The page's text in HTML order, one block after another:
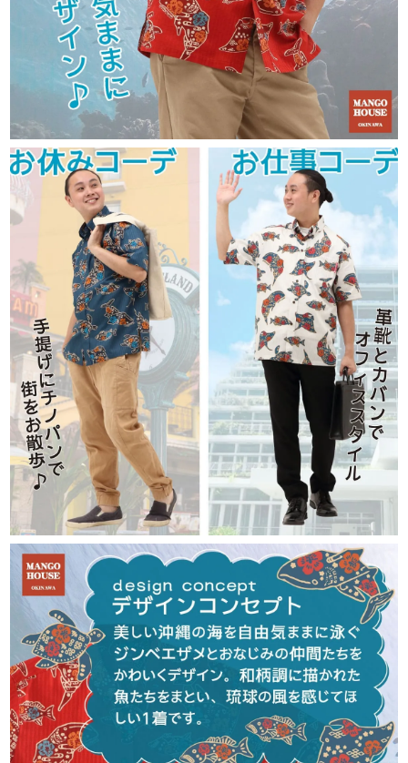
送料無料です。
急いでいます。いつ発送されますか？
平日・土日祝ともに午前10時までのご注文で、
当日発送しております。
お届けの目安は、本州・九州・四国は発送日の
翌日、北海道は3日後、沖縄県内は翌日です。
※確約ではありません。一部地域や天候・交通
状況により、お届けが遅れる場合がございます。